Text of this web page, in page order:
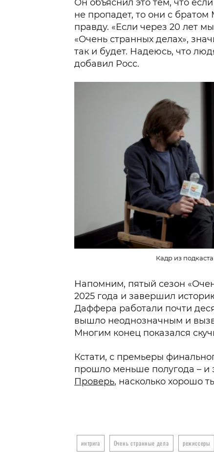
Он объяснил это тем, что
не пропадет, то они с братом
правду. «Если через 20 лет
«Очень странных делах»,
так и будет. Надеюсь, что
добавил Росс.
Кадр из
Напомним, пятый сезон
2025 года и завершил
Даффера работали почти
вышло неоднозначным и
Многим конец показался
Кстати, с премьеры
прошло меньше полугода – и
Проверь, насколько хорошо
интрига Очень странные дела режиссеры